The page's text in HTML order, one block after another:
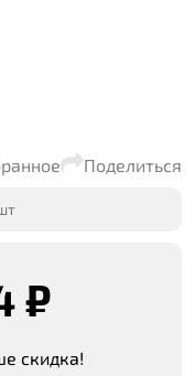
Поделиться
₽
скидка!